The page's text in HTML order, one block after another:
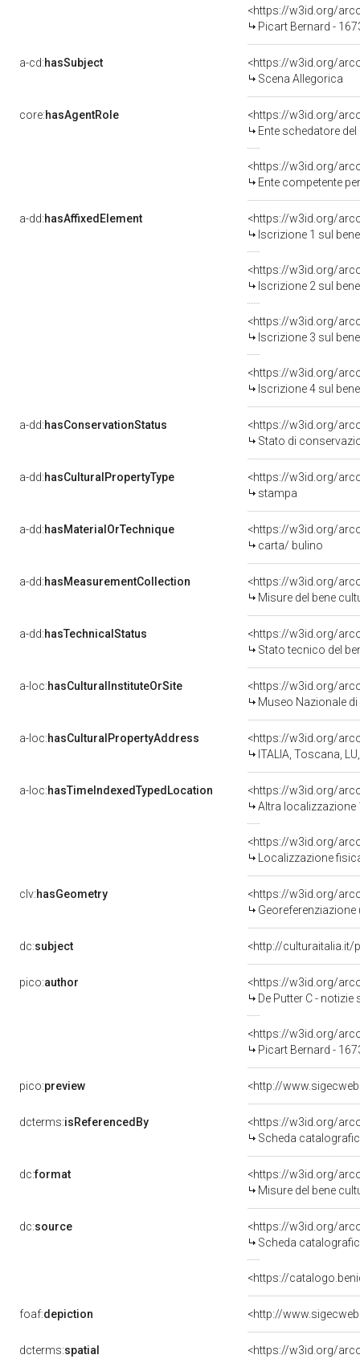
<https://w3id.org/
Picart Bernard -
a-cd:hasSubject
<https://w3id.org/
Scena Allegorica
core:hasAgentRole
<https://w3id.org/
Ente schedatore del bene
<https://w3id.org/
Ente competente
a-dd:hasAffixedElement
<https://w3id.org/
Iscrizione 1 sul
<https://w3id.org/
Iscrizione 2 sul
<https://w3id.org/
Iscrizione 3 sul
<https://w3id.org/
Iscrizione 4 sul
a-dd:hasConservationStatus
<https://w3id.org/
Stato di
a-dd:hasCulturalPropertyType
<https://w3id.org/
stampa
a-dd:hasMaterialOrTechnique
<https://w3id.org/
carta/ bulino
a-dd:hasMeasurementCollection
<https://w3id.org/
Misure del bene
a-dd:hasTechnicalStatus
<https://w3id.org/
Stato tecnico del
a-loc:hasCulturalInstituteOrSite
<https://w3id.org/
Museo Nazionale di
a-loc:hasCulturalPropertyAddress
<https://w3id.org/
ITALIA, Toscana,
a-loc:hasTimeIndexedTypedLocation
<https://w3id.org/
Altra localizzazione
<https://w3id.org/
Localizzazione
clv:hasGeometry
<https://w3id.org/
dc:subject <http://
pico:author
<https://w3id.org/
De Putter C - notizie
<https://w3id.org/
Picart Bernard -
pico:preview
dcterms:isReferencedBy
<https://w3id.org/
Scheda
dc:format
<https://w3id.org/
Misure del bene
dc:source
<https://w3id.org/
Scheda
<https://
foaf:depiction
dcterms:spatial
<https://w3id.org/